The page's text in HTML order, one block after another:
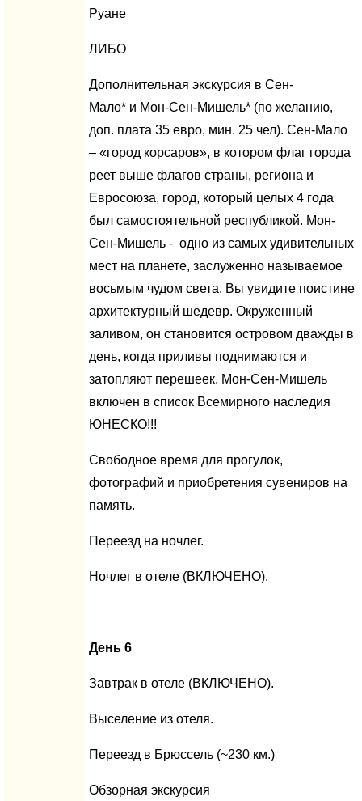
Руане
ЛИБО
Дополнительная экскурсия в Сен-
Мало* и Мон-Сен-Мишель* (по желанию,
доп. плата 35 евро, мин. 25 чел). Сен-Мало
– «город корсаров», в котором флаг города
реет выше флагов страны, региона и
Евросоюза, город, который целых 4 года
был самостоятельной республикой. Мон-
Сен-Мишель - одно из самых удивительных
мест на планете, заслуженно называемое
восьмым чудом света. Вы увидите поистине
архитектурный шедевр. Окруженный
заливом, он становится островом дважды в
день, когда приливы поднимаются и
затопляют перешеек. Мон-Сен-Мишель
включен в список Всемирного наследия
ЮНЕСКО!!!
Свободное время для прогулок,
фотографий и приобретения сувениров на
память.
Переезд на ночлег.
Ночлег в отеле (ВКЛЮЧЕНО).
День 6
Завтрак в отеле (ВКЛЮЧЕНО).
Выселение из отеля.
Переезд в Брюссель (~230 км.)
Обзорная экскурсия